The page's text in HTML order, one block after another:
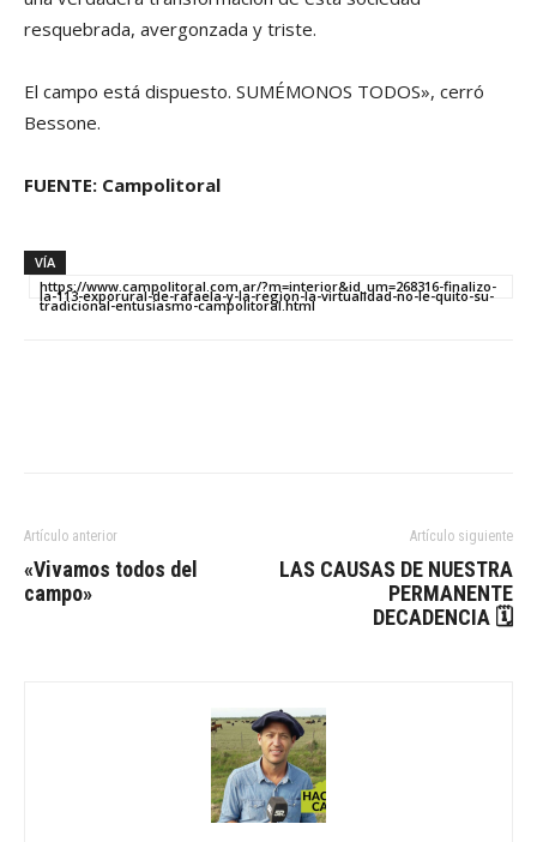
resquebrada, avergonzada y triste.
El campo está dispuesto. SUMÉMONOS TODOS», cerró
Bessone.
FUENTE: Campolitoral
VÍA
https://www.campolitoral.com.ar/?m=interior&id_um=268316-finalizo-
la-113-exporural-de-rafaela-y-la-region-la-virtualidad-no-le-quito-su-
tradicional-entusiasmo-campolitoral.html
Artículo anterior
«Vivamos todos del
campo»
Artículo siguiente
LAS CAUSAS DE NUESTRA
PERMANENTE
DECADENCIA 🗓